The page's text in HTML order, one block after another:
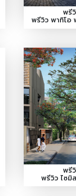
พรี
พรีวิว พาทิโอ
พรี
พรีวิว ไซมิ